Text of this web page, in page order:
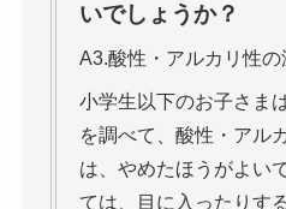
いでしょうか？
A3.酸性・アルカリ性の
小学生以下のお子さま
を調べて、酸性・アル
は、やめたほうがよい
ては、目に入ったりす